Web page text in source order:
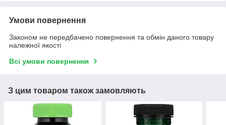
Умови повернення
Законом не передбачено повернення та обмін даного товару
належної якості
Всі умови повернення
З цим товаром також замовляють